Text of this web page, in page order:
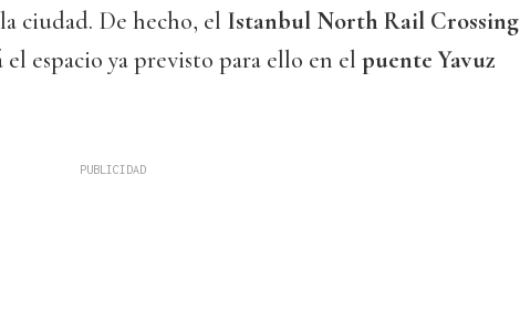
ciudad. De hecho, el Istanbul North Rail Crossing
el espacio ya previsto para ello en el puente Yavuz